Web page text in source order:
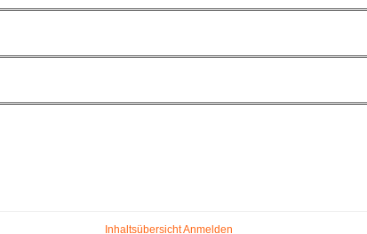
InhaltsübersichtAnmelden